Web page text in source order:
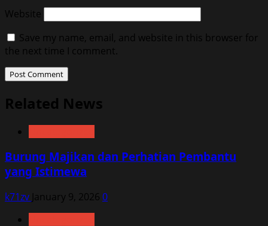
Website
Save my name, email, and website in this browser for
the next time I comment.
Related News
Burung Majikan dan Perhatian Pembantu
yang Istimewa
k71zv January 9, 2026 0